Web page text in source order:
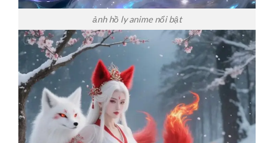
ảnh hồ ly anime nổi bật